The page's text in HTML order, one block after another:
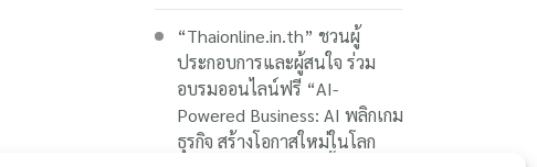
“Thaionline.in.th” ชวนผู้
ประกอบการและผู้สนใจ ร่วม
อบรมออนไลน์ฟรี “AI-
Powered Business: AI พลิกเกม
ธุรกิจ สร้างโอกาสใหม่ในโลก